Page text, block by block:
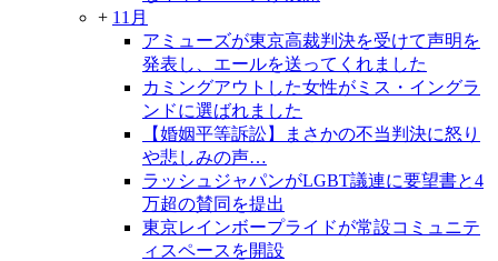
+ 11月
アミューズが東京高裁判決を受けて声明を
発表し、エールを送ってくれました
カミングアウトした女性がミス・イングラ
ンドに選ばれました
【婚姻平等訴訟】まさかの不当判決に怒り
や悲しみの声…
ラッシュジャパンがLGBT議連に要望書と4
万超の賛同を提出
東京レインボープライドが常設コミュニテ
ィスペースを開設